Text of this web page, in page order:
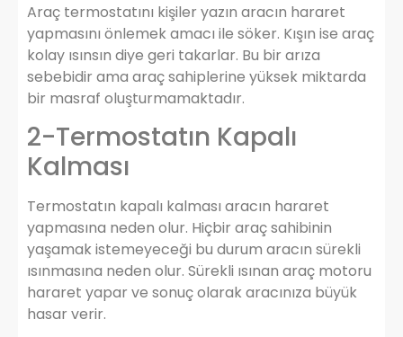
Araç termostatını kişiler yazın aracın hararet
yapmasını önlemek amacı ile söker. Kışın ise araç
kolay ısınsın diye geri takarlar. Bu bir arıza
sebebidir ama araç sahiplerine yüksek miktarda
bir masraf oluşturmamaktadır.
2-Termostatın Kapalı
Kalması
Termostatın kapalı kalması aracın hararet
yapmasına neden olur. Hiçbir araç sahibinin
yaşamak istemeyeceği bu durum aracın sürekli
ısınmasına neden olur. Sürekli ısınan araç motoru
hararet yapar ve sonuç olarak aracınıza büyük
hasar verir.